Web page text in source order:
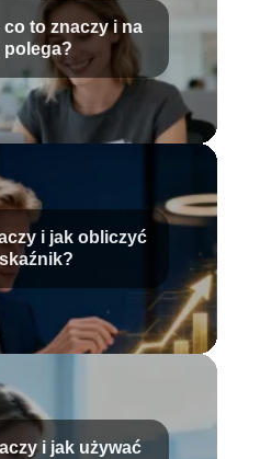
to znaczy i na
polega?
i jak obliczyć
i jak używać